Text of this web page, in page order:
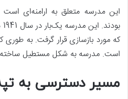
این مدرسه متعلق به ارامنه‌ای
است. مدرسه به شکل مستطیل ساخته شده و 6 ستون
مسیر دسترسی به